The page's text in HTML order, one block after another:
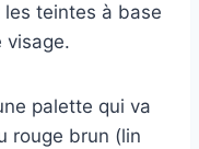
teintes à base
visage.
palette qui va
rouge brun (lin